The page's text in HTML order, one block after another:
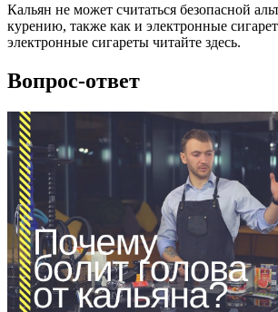
Кальян не может считаться безопасной
курению, также как и электронные
электронные сигареты читайте здесь.
Вопрос-ответ